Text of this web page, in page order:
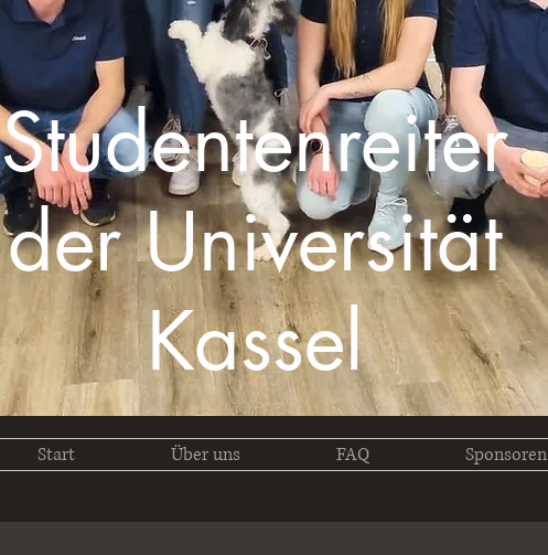
Studentenreiter
der Universität
Kassel
Start Über uns FAQ Sponsoren